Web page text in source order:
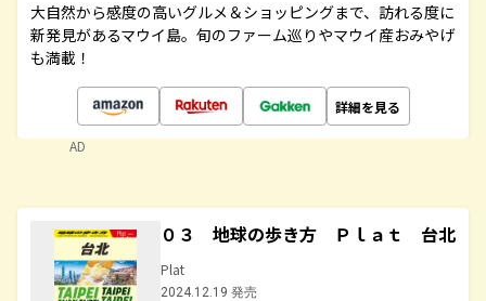
大自然から感度の高いグルメ＆ショッピングまで、訪れる度に
新発見があるマウイ島。旬のファーム巡りやマウイ産おみやげ
も満載！
詳細を見る
AD
０３ 地球の歩き方 Ｐｌａｔ 台北
Plat
2024.12.19 発売